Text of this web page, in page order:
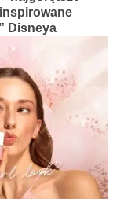
Disneya